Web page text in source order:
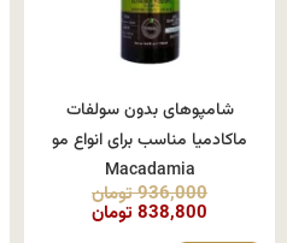
شامپوهای بدون سولفات
ماکادمیا مناسب برای انواع مو
Macadamia
936,000تومان
838,800 تومان